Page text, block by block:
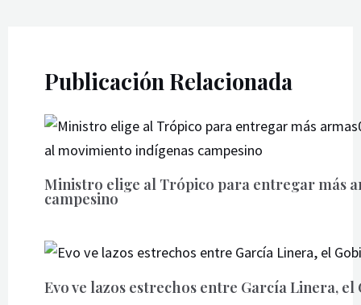
Publicación Relacionada
Ministro elige al Trópico para entregar más
campesino
Evo ve lazos estrechos entre García Linera,